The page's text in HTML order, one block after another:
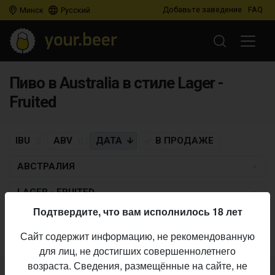
Минск Русский Добавьте заведение FAQ
Пиво в Australia в стиле Lager -
Fruited
IBU ABV ДАТА В ПРОДАЖЕ
АВСТРАЛИЯ
LAGER - FRUITED
Пиво по заданным критериям не найдено
Подтвердите, что вам исполнилось 18 лет
Сайт содержит информацию, не рекомендованную
для лиц, не достигших совершеннолетнего
возраста. Сведения, размещённые на сайте, не